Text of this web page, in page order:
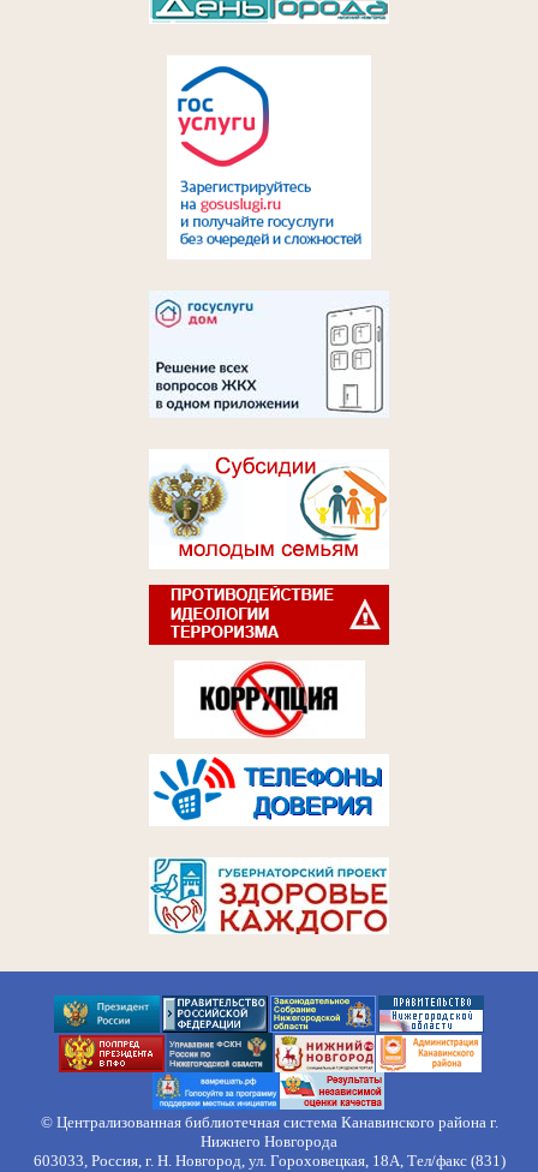
© Централизованная библиотечная система Канавинского района г.
Нижнего Новгорода
603033, Россия, г. Н. Новгород, ул. Гороховецкая, 18А, Тел/факс (831)